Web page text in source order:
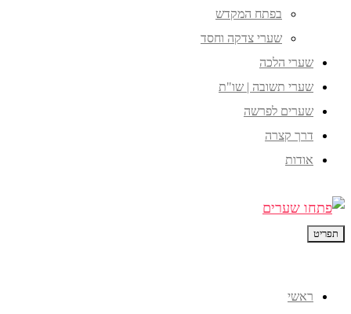
בפתח המקדש
שערי צדקה וחסד
שערי הלכה
שערי תשובה | שו"ת
שערים לפרשה
דרך קצרה
אודות
תפריט
ראשי